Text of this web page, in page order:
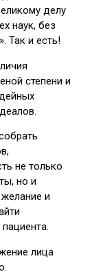
делу
наук, без
Так и есть!
степени и
не только
но и
и
лица